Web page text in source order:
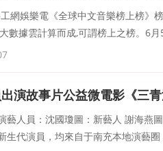
網娛樂電《全球中文音樂榜上榜》
數據雲計算而成,可謂榜上之榜。6
演故事片公益微電影《三
藝人員：沈國瓊圖：新藝人 謝海燕
生代演員，均來自于南充本地演藝